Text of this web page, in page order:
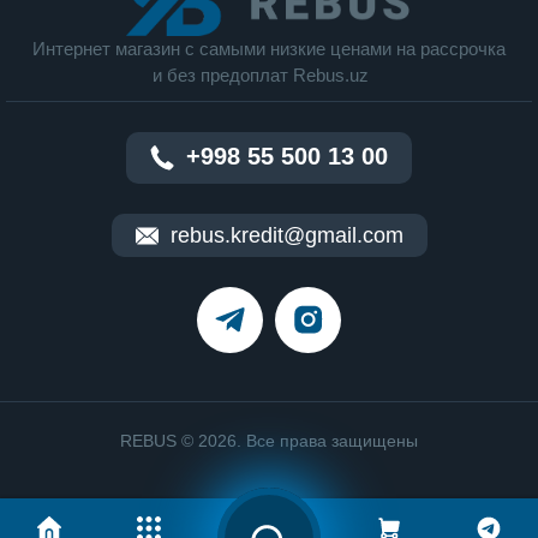
Интернет магазин c cамыми низкие ценами на рассрочка
и без предоплат Rebus.uz
+998 55 500 13 00
rebus.kredit@gmail.com
REBUS © 2026. Все права защищены